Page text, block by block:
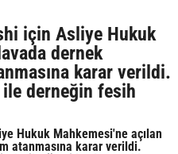
için Asliye Hukuk
dernek
karar verildi.
ile derneğin fesih
Hukuk Mahkemesi'ne açılan
atanmasına karar verildi.